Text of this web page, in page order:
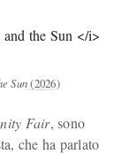
Sun(2026)
Fair, sono
che ha parlato